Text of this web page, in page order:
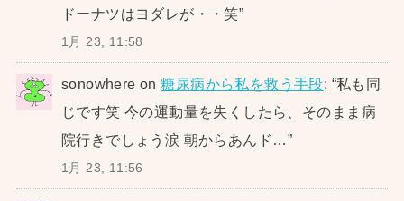
ドーナツはヨダレが・・笑”
1月 23, 11:58
sonowhere on糖尿病から私を救う手段: “私も同
じです笑 今の運動量を失くしたら、そのまま病
院行きでしょう涙 朝からあんド…”
1月 23, 11:56